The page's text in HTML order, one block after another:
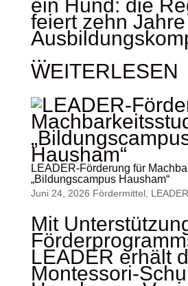
ein Hund: die
feiert zehn Jahre
...
WEITERLESEN
LEADER-Förderung für
„Bildungscampus Hausham“
Juni 24, 2026 Fördermittel, LEADER
Mit
LEADER erhält
Montessori-